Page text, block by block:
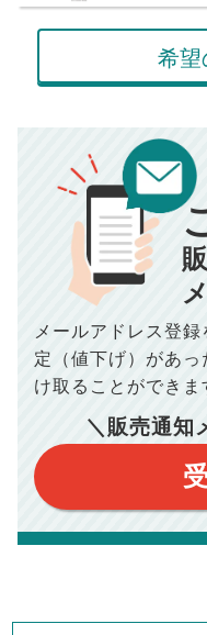
毎月の支払額
総支払額
【注意事項】
このシミュレーターは
このシミュレーターは
このシミュレーターは
定です。
このシミュレーターで
ありません。
このシミュレーターを
も当社は一切責任を負
住宅ローンの種類によっ
年収の20～25%以内が
ますが、お借り入れの
会員
修繕費・
■売買契約書印紙／0
■抵当権抹消費用／0
ださい。
※シミュレーター結果は
保証するものではござ
※上記売却費用には、住
宅ローンの一括繰上返
で予めご了承ください
※仲介手数料は宅地建物
おります。（物件価格
希望
メールアドレス登録
定（値下げ）があっ
け取ることができま
＼販売通知